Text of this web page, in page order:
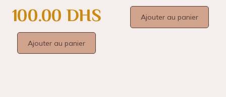
100.00 DHS
Ajouter au panier
Ajouter au panier